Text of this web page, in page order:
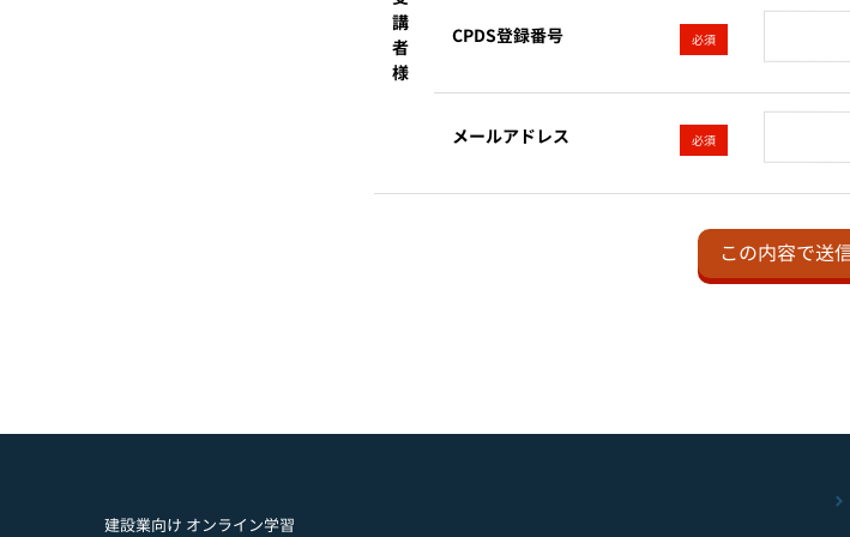
講
者
様
CPDS登録番号 必須
メールアドレス 必須
建設業向け オンライン学習